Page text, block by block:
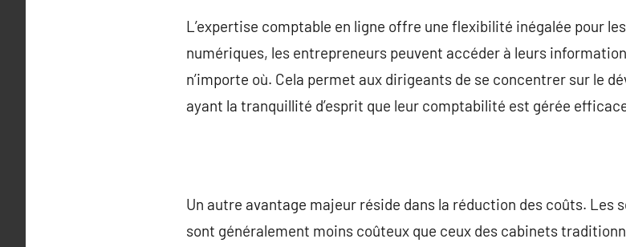
L’expertise comptable en ligne offre une flexibilité inégalée pour
numériques, les entrepreneurs peuvent accéder à leurs
n’importe où. Cela permet aux dirigeants de se concentrer sur le
ayant la tranquillité d’esprit que leur comptabilité est gérée
Un autre avantage majeur réside dans la réduction des coûts. Les
sont généralement moins coûteux que ceux des cabinets